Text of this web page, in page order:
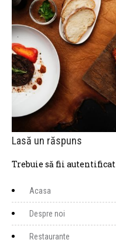
Lasă un răspuns
Trebuie să fii autentificat
Acasa
Despre noi
Restaurante